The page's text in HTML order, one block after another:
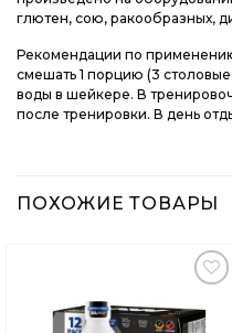
глютен, сою, ракообразных,
Рекомендации по
смешать 1 порцию (3
воды в шейкере. В
после тренировки. В день
ПОХОЖИЕ ТОВАРЫ
Добавить